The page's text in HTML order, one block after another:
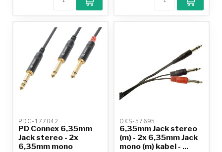
PDC-177042
PD Connex 6,35mm
Jack stereo - 2x
6,35mm mono
OKS-57695
6,35mm Jack stereo
(m) - 2x 6,35mm Jack
mono (m) kabel - ...